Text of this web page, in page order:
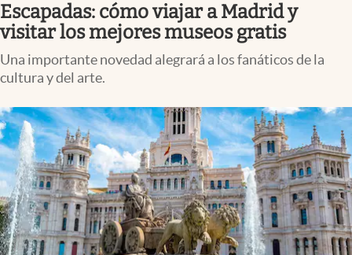
Escapadas: cómo viajar a Madrid y
visitar los mejores museos gratis
Una importante novedad alegrará a los fanáticos de la
cultura y del arte.